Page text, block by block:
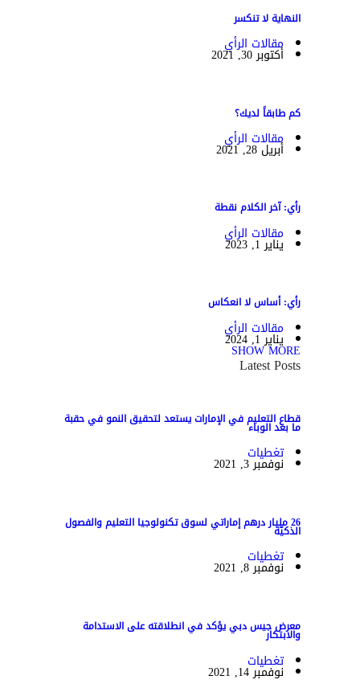
النهاية لا تنكسر
مقالات الرأي
أكتوبر 30, 2021
كم طابقاً لديك؟
مقالات الرأي
أبريل 28, 2021
رأي: آخر الكلام نقطة
مقالات الرأي
يناير 1, 2023
رأي: أساس لا انعكاس
مقالات الرأي
يناير 1, 2024
SHOW MORE
Latest Posts
قطاع التعليم في الإمارات يستعد لتحقيق النمو في حقبة
ما بعد الوباء
تغطيات
نوفمبر 3, 2021
26 مليار درهم إماراتي لسوق تكنولوجيا التعليم والفصول
الذكيّة
تغطيات
نوفمبر 8, 2021
معرض جيس دبي يؤكد في انطلاقته على الاستدامة
والابتكار
تغطيات
نوفمبر 14, 2021